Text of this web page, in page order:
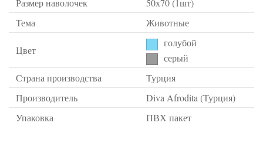
Размер наволочек
50х70 (1шт)
Тема
Животные
Цвет
голубой
серый
Страна производства
Турция
Производитель
Diva Afrodita (Турция)
Упаковка
ПВХ пакет